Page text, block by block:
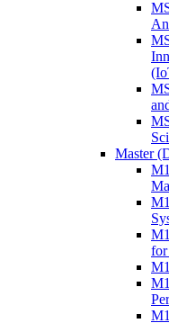
Master